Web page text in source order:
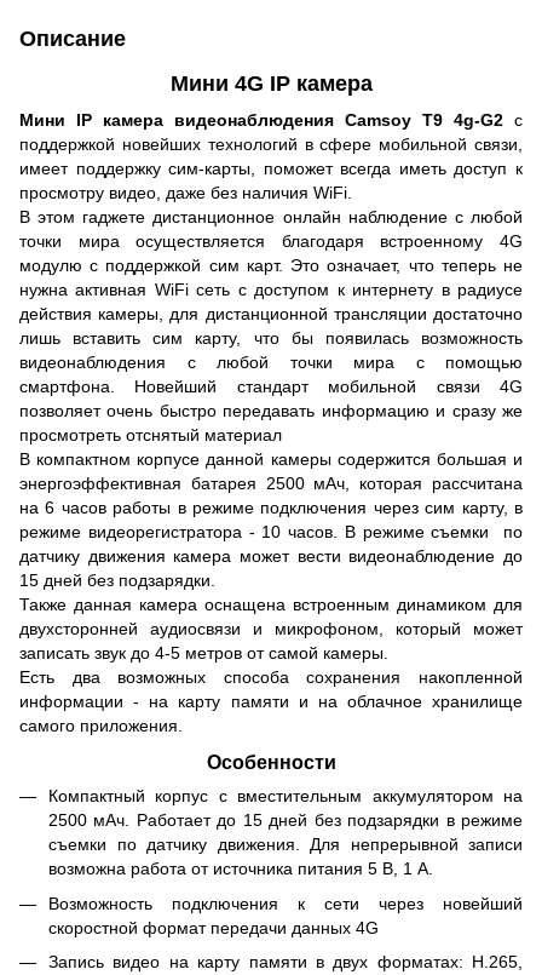
Описание
Мини 4G IP камера
Мини IP камера видеонаблюдения Camsoy T9 4g-G2 с
поддержкой новейших технологий в сфере мобильной связи,
имеет поддержку сим-карты, поможет всегда иметь доступ к
просмотру видео, даже без наличия WiFi.
В этом гаджете дистанционное онлайн наблюдение с любой
точки мира осуществляется благодаря встроенному 4G
модулю с поддержкой сим карт. Это означает, что теперь не
нужна активная WiFi сеть с доступом к интернету в радиусе
действия камеры, для дистанционной трансляции достаточно
лишь вставить сим карту, что бы появилась возможность
видеонаблюдения с любой точки мира с помощью
смартфона. Новейший стандарт мобильной связи 4G
позволяет очень быстро передавать информацию и сразу же
просмотреть отснятый материал
В компактном корпусе данной камеры содержится большая и
энергоэффективная батарея 2500 мАч, которая рассчитана
на 6 часов работы в режиме подключения через сим карту, в
режиме видеорегистратора - 10 часов. В режиме съемки по
датчику движения камера может вести видеонаблюдение до
15 дней без подзарядки.
Также данная камера оснащена встроенным динамиком для
двухсторонней аудиосвязи и микрофоном, который может
записать звук до 4-5 метров от самой камеры.
Есть два возможных способа сохранения накопленной
информации - на карту памяти и на облачное хранилище
самого приложения.
Особенности
Компактный корпус с вместительным аккумулятором на
2500 мАч. Работает до 15 дней без подзарядки в режиме
съемки по датчику движения. Для непрерывной записи
возможна работа от источника питания 5 В, 1 А.
Возможность подключения к сети через новейший
скоростной формат передачи данных 4G
Запись видео на карту памяти в двух форматах: H.265,